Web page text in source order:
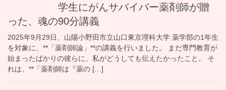
学生にがんサバイバー薬剤師が贈
った、魂の90分講義
2025年9月29日、山陽小野田市立山口東京理科大学 薬学部の1年生
を対象に、**「薬剤師論」**の講義を行いました。 まだ専門教育が
始まったばかりの彼らに、私がどうしても伝えたかったこと。 そ
れは、**「薬剤師は『薬の […]